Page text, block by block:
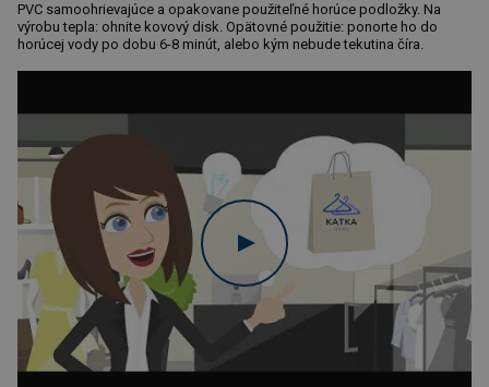
PVC samoohrievajúce a opakovane použiteľné horúce podložky. Na
výrobu tepla: ohnite kovový disk. Opätovné použitie: ponorte ho do
horúcej vody po dobu 6-8 minút, alebo kým nebude tekutina číra.